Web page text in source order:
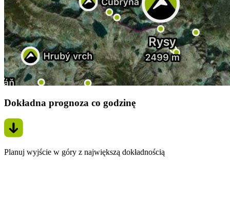
Dokładna prognoza co godzinę
Planuj wyjście w góry z największą dokładnością